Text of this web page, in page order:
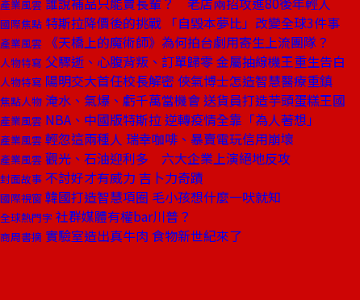
產業風雲
國際焦點 特斯拉降價後的挑戰 「自毀本夢比」改變全球3件事
產業風雲 《天橋上的魔術師》為何拍台劇用寄生上流團隊？
人物特寫 父驟逝、心腹背叛、訂單歸零 金屬抽線機王重生告白
人物特寫 陽明交大首任校長解密 俠氣博士怎造智慧醫療重鎮
焦點人物 淹水、氣爆、虧千萬當機會 送貨員打造芋頭蛋糕王國
產業風雲 NBA、中國版特斯拉 逆轉疫情全靠「為人著想」
產業風雲 輕忽這兩種人 瑞幸咖啡、暴賣電玩信用崩壞
產業風雲 觀光、石油迎利多 六大企業上演絕地反攻
封面故事 不討好才有威力 吉卜力奇蹟
國際視窗 韓國打造智慧項圈 毛小孩想什麼一吠就知
全球熱門字 社群媒體有權bar川普？
商周書摘 實驗室造出真牛肉 食物新世紀來了